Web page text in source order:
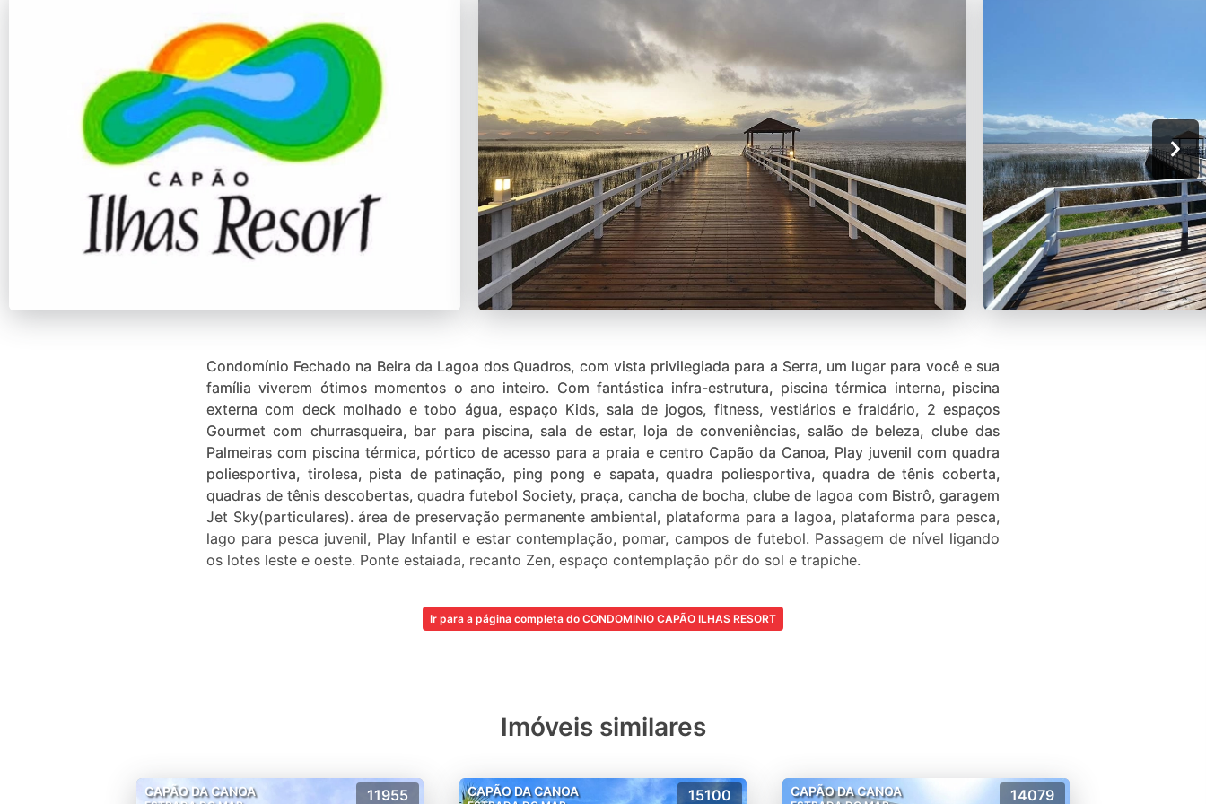
Condomínio Fechado na Beira da Lagoa dos Quadros, com vista privilegiada para a Serra, um lugar para você e sua
família viverem ótimos momentos o ano inteiro. Com fantástica infra-estrutura, piscina térmica interna, piscina
externa com deck molhado e tobo água, espaço Kids, sala de jogos, fitness, vestiários e fraldário, 2 espaços
Gourmet com churrasqueira, bar para piscina, sala de estar, loja de conveniências, salão de beleza, clube das
Palmeiras com piscina térmica, pórtico de acesso para a praia e centro Capão da Canoa, Play juvenil com quadra
poliesportiva, tirolesa, pista de patinação, ping pong e sapata, quadra poliesportiva, quadra de tênis coberta,
quadras de tênis descobertas, quadra futebol Society, praça, cancha de bocha, clube de lagoa com Bistrô, garagem
Jet Sky(particulares). área de preservação permanente ambiental, plataforma para a lagoa, plataforma para pesca,
lago para pesca juvenil, Play Infantil e estar contemplação, pomar, campos de futebol. Passagem de nível ligando
os lotes leste e oeste. Ponte estaiada, recanto Zen, espaço contemplação pôr do sol e trapiche.
Ir para a página completa do CONDOMINIO CAPÃO ILHAS RESORT
Imóveis similares
CAPÃO DA CANOA 11955 CAPÃO DA CANOA 15100 CAPÃO DA CANOA 14079